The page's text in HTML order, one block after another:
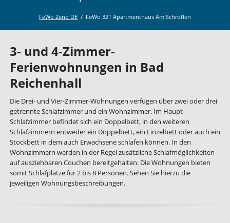
FeWo Zeno DE FeWo 321 Apartmenthaus Am Schroffen
3- und 4-Zimmer-
Ferienwohnungen in Bad
Reichenhall
Die Drei- und Vier-Zimmer-Wohnungen verfügen über zwei oder drei
getrennte Schlafzimmer und ein Wohnzimmer. Im Haupt-
Schlafzimmer befindet sich ein Doppelbett, in den weiteren
Schlafzimmern entweder ein Doppelbett, ein Einzelbett oder auch ein
Stockbett in dem auch Erwachsene schlafen können. In den
Wohnzimmern werden in der Regel zusätzliche Schlafmöglichkeiten
auf ausziehbaren Couchen bereitgehalten. Die Wohnungen bieten
somit Schlafplätze für 2 bis 8 Personen. Sehen Sie hierzu die
jeweiligen Wohnungsbeschreibungen.